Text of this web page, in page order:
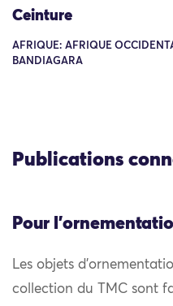
Ceinture
AFRIQUE: AFRIQUE
BANDIAGARA
Publications
Pour
Les objets
collection du TMC sont